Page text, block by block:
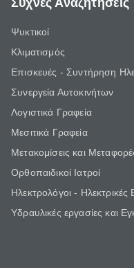
Συχνές Αναζητήσεις
Ψυκτικοί
Κλιματισμός
Επισκευές - Συντήρηση
Συνεργεία Αυτοκινήτων
Λογιστικά Γραφεία
Μεσιτικά Γραφεία
Μετακομίσεις και
Ορθοπαιδικοί Ιατροί
Ηλεκτρολόγοι - Ηλεκτρικές
Υδραυλικές εργασίες και